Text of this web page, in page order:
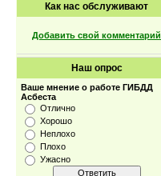
Как нас обслуживают
Добавить свой комментарий
Наш опрос
Ваше мнение о работе ГИБДД
Асбеста
Отлично
Хорошо
Неплохо
Плохо
Ужасно